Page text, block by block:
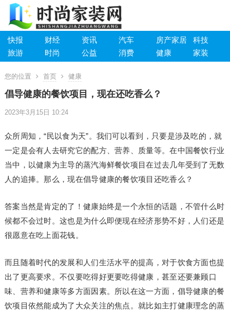
快报 财经 资讯 汽车 房产家居
科技
旅游
时尚 公益 消费 健康 家装
您的位置 首页 健康
倡导健康的餐饮项目，现在还吃香么？
2023年3月15日 10:24
众所周知，“民以食为天”。我们可以看到，只要是涉及吃的，就
一定是会有人去研究它的配方、营养、质量等。在中国餐饮行业
当中，以健康为主导的蒸汽海鲜餐饮项目在过去几年受到了无数
人的追捧。那么，现在倡导健康的餐饮项目还吃香么？
答案当然是肯定的了！健康始终是一个永恒的话题，不管什么时
候都不会过时。这也是为什么即便现在经济形势不好，人们还是
很愿意在吃上面花钱。
而且随着时代的发展和人们生活水平的提高，对于饮食方面也提
出了更高要求。不仅要吃得好更要吃得健康，甚至还要兼顾口
味、营养和健康等多方面因素。所以在这一方面，倡导健康的餐
饮项目依然能成为了大众关注的焦点。就比如主打健康理念的蒸